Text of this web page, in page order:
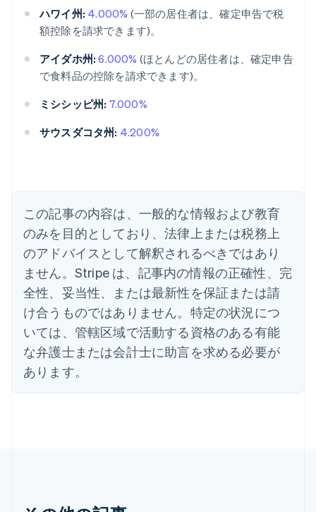
ハワイ州: 4.000% (一部の居住者は、確定申告で税
額控除を請求できます)。
アイダホ州: 6.000% (ほとんどの居住者は、確定申告
で食料品の控除を請求できます)。
ミシシッピ州: 7.000%
サウスダコタ州: 4.200%
この記事の内容は、一般的な情報および教育
のみを目的としており、法律上または税務上
のアドバイスとして解釈されるべきではあり
ません。Stripe は、記事内の情報の正確性、完
全性、妥当性、または最新性を保証または請
け合うものではありません。特定の状況につ
いては、管轄区域で活動する資格のある有能
な弁護士または会計士に助言を求める必要が
あります。
アイルランド
English
イギリス
English
イタリア
Italiano English
インド
English
エストニア
English
オーストラリア
English
オーストリア
DeutschEnglish
オランダ